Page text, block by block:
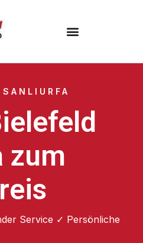
zum
Service ✓ Persönliche